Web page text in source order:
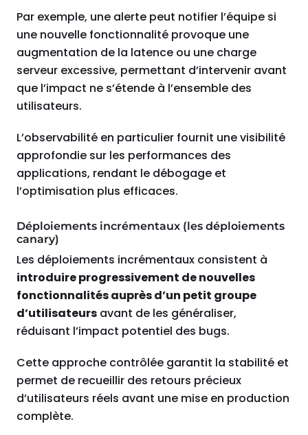
Par exemple, une alerte peut notifier l’équipe si
une nouvelle fonctionnalité provoque une
augmentation de la latence ou une charge
serveur excessive, permettant d’intervenir avant
que l’impact ne s’étende à l’ensemble des
utilisateurs.
L’observabilité en particulier fournit une visibilité
approfondie sur les performances des
applications, rendant le débogage et
l’optimisation plus efficaces.
Déploiements incrémentaux (les déploiements
canary)
Les déploiements incrémentaux consistent à
introduire progressivement de nouvelles
fonctionnalités auprès d’un petit groupe
d’utilisateurs avant de les généraliser,
réduisant l’impact potentiel des bugs.
Cette approche contrôlée garantit la stabilité et
permet de recueillir des retours précieux
d’utilisateurs réels avant une mise en production
complète.